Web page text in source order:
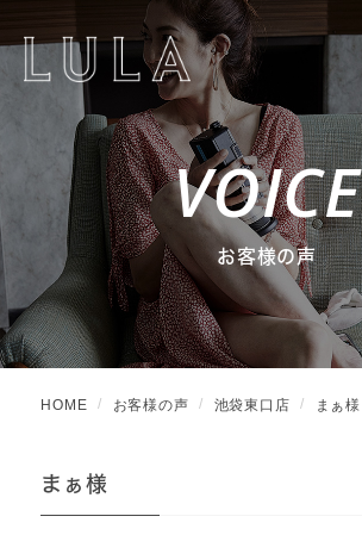
VOICE
お客様の声
HOME お客様の声 池袋東口店 まぁ様
まぁ様